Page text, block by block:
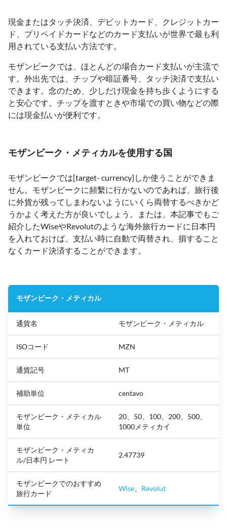
現金またはタッチ決済、デビットカード、クレジットカー
ド、プリペイドカードなどのカード支払いが世界で最も利
用されている支払い方法です。
モザンビークでは、ほとんどの場合カード支払いが主流で
す。外出先では、チップや暗証番号、タッチ決済で支払い
できます。念のため、少しだけ現金を持ち歩くようにする
と安心です。チップを渡すときや市場での買い物などの際
には現金払いが便利です。
モザンビーク・メティカルを使用する国
モザンビークでは[target- currency]しか使うことができま
せん。モザンビークに頻繫に行かないのであれば、旅行後
に外貨が残ってしまわないようにいくら両替するべきかど
うかよく考えた方が良いでしょう。または、本記事でもご
紹介したWiseやRevolutのような海外旅行カードに日本円
を入れておけば、支払い時に自動で両替され、損すること
なくカード決済することができます。
モザンビーク・メティカル
通貨名 モザンビーク・メティカル
ISOコード MZN
通貨記号 MT
補助単位 centavo
モザンビーク・メティカル
単位
20、50、100、200、500、
1000メティカイ
モザンビーク・メティカ
ル/日本円 レート
2.47739
モザンビークでのおすすめ
旅行カード
Wise Revolut